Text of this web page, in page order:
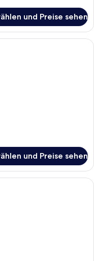
und Preise sehen
mit einem großen
und Preise sehen
Hotelzimmer mit